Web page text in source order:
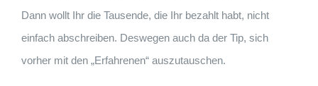
Dann wollt Ihr die Tausende, die Ihr bezahlt habt, nicht
einfach abschreiben. Deswegen auch da der Tip, sich
vorher mit den „Erfahrenen“ auszutauschen.